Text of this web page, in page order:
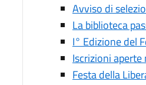
Avviso di
La biblioteca
I° Edizione del
Iscrizioni
Festa della